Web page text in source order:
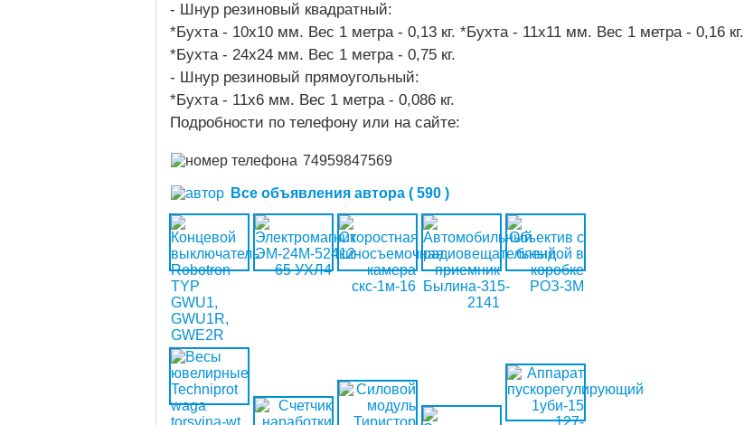
- Шнур резиновый квадратный:
*Бухта - 10х10 мм. Вес 1 метра - 0,13 кг. *Бухта - 11х11 мм. Вес 1 метра - 0,16 кг.
*Бухта - 24х24 мм. Вес 1 метра - 0,75 кг.
- Шнур резиновый прямоугольный:
*Бухта - 11х6 мм. Вес 1 метра - 0,086 кг.
Подробности по телефону или на сайте:
74959847569
Все объявления автора ( 590 )